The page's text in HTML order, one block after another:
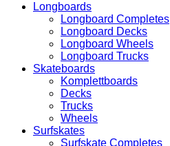
Longboards
Longboard Completes
Longboard Decks
Longboard Wheels
Longboard Trucks
Skateboards
Komplettboards
Decks
Trucks
Wheels
Surfskates
Surfskate Completes